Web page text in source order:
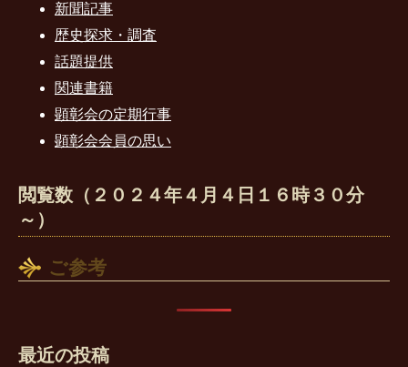
新聞記事
歴史探求・調査
話題提供
関連書籍
顕彰会の定期行事
顕彰会会員の思い
閲覧数（２０２４年４月４日１６時３０分
～）
ご参考
最近の投稿